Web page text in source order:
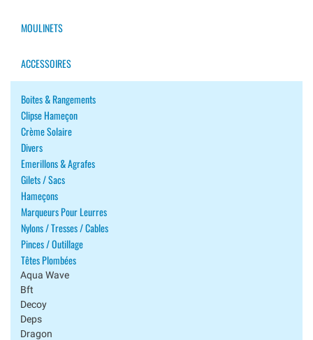
MOULINETS
ACCESSOIRES
Boites & Rangements
Clipse Hameçon
Crème Solaire
Divers
Emerillons & Agrafes
Gilets / Sacs
Hameçons
Marqueurs Pour Leurres
Nylons / Tresses / Cables
Pinces / Outillage
Têtes Plombées
Aqua Wave
Bft
Decoy
Deps
Dragon